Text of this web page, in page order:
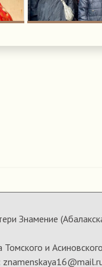
Знамение
и